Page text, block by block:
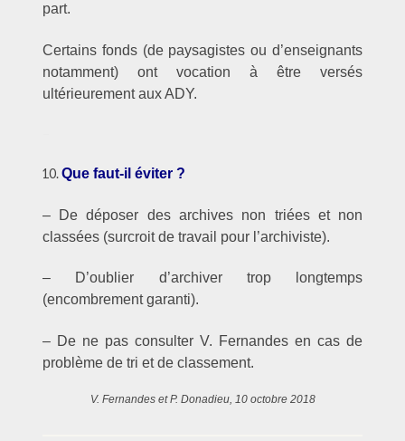
part.
Certains fonds (de paysagistes ou d’enseignants
notamment) ont vocation à être versés
ultérieurement aux ADY.
Que faut-il éviter ?
– De déposer des archives non triées et non
classées (surcroit de travail pour l’archiviste).
– D’oublier d’archiver trop longtemps
(encombrement garanti).
– De ne pas consulter V. Fernandes en cas de
problème de tri et de classement.
V. Fernandes et P. Donadieu, 10 octobre 2018